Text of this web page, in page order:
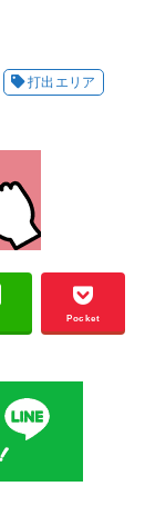
打出エリア
Pocket